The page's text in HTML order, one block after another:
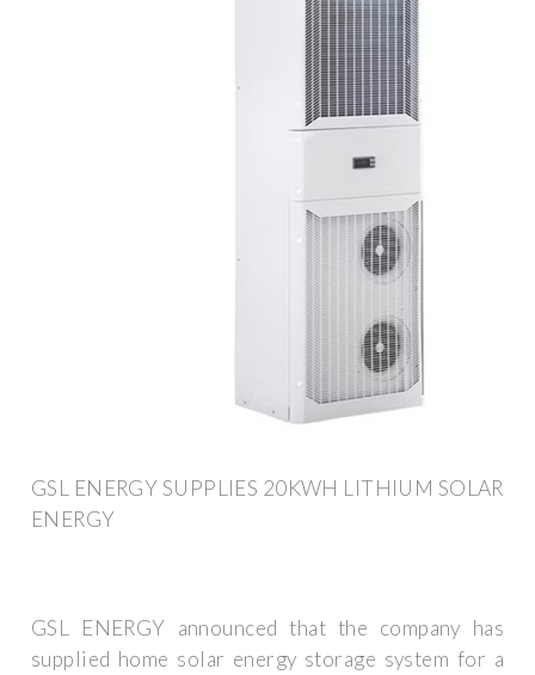
GSL ENERGY SUPPLIES 20KWH LITHIUM SOLAR
ENERGY
GSL ENERGY announced that the company has
supplied home solar energy storage system for a